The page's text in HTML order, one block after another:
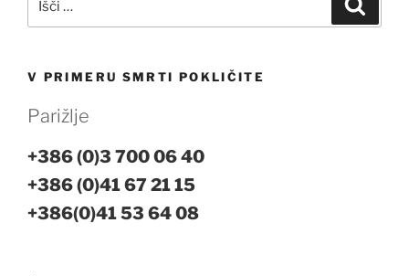
V PRIMERU SMRTI POKLIČITE
Parižlje
+386 (0)3 700 06 40
+386 (0)41 67 21 15
+386(0)41 53 64 08